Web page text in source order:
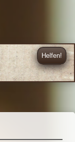
Helfen!